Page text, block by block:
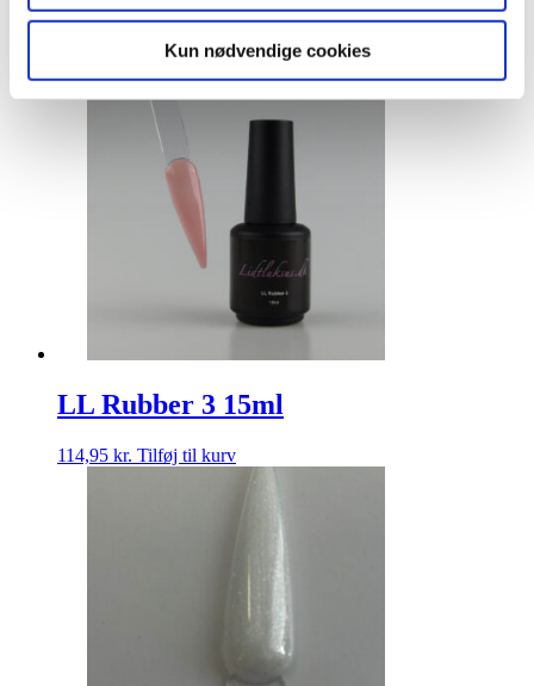
Kun nødvendige cookies
Tilføj til kurv
LL Rubber 3 15ml
114,95 kr. Tilføj til kurv